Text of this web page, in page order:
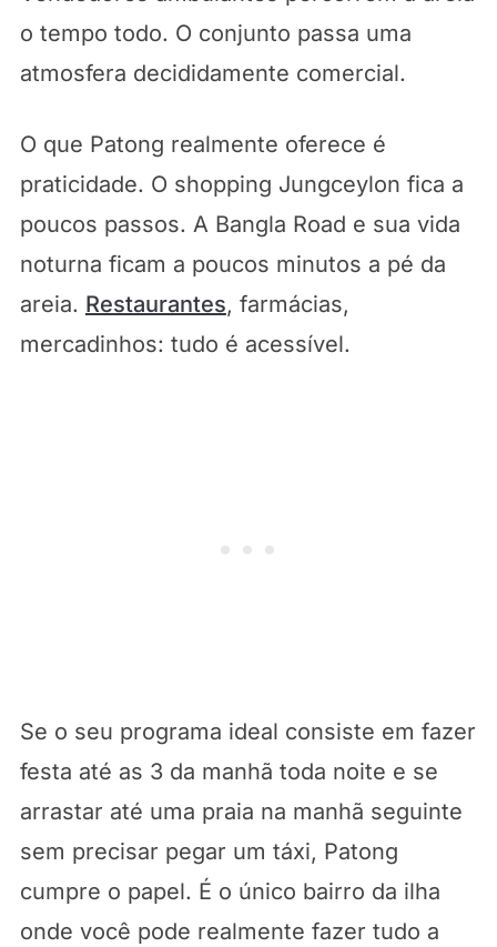
o tempo todo. O conjunto passa uma
atmosfera decididamente comercial.
O que Patong realmente oferece é
praticidade. O shopping Jungceylon fica a
poucos passos. A Bangla Road e sua vida
noturna ficam a poucos minutos a pé da
areia. Restaurantes, farmácias,
mercadinhos: tudo é acessível.
Se o seu programa ideal consiste em fazer
festa até as 3 da manhã toda noite e se
arrastar até uma praia na manhã seguinte
sem precisar pegar um táxi, Patong
cumpre o papel. É o único bairro da ilha
onde você pode realmente fazer tudo a